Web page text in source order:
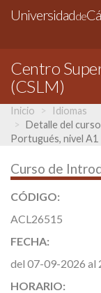
Universidadde
Centro
(CSLM)
Inicio
Idiomas
Detalle del
Portugués, nivel A1
Curso de
CÓDIGO:
ACL26515
FECHA:
del 07-09-2026 al
HORARIO: